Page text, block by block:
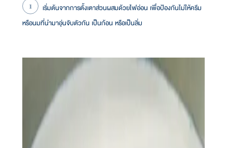
เริ่มต้นจากการตั้งเตาส่วนผสมด้วยไฟอ่อน เพื่อป้องกันไม่ให้ครีม
หรือนมที่นำมาอุ่นจับตัวกัน เป็นก้อน หรือเป็นลิ่ม